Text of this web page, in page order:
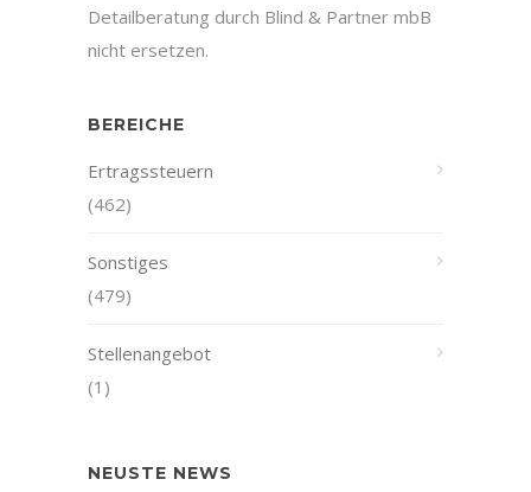
Detailberatung durch Blind & Partner mbB
nicht ersetzen.
BEREICHE
Ertragssteuern
(462)
Sonstiges
(479)
Stellenangebot
(1)
NEUSTE NEWS